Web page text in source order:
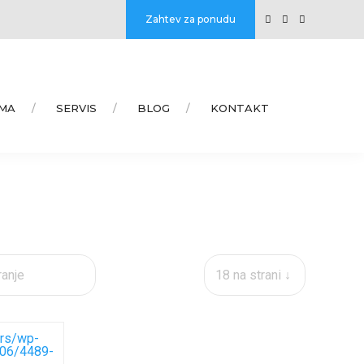
Zahtev za ponudu
SERVIS BLOG KONTAKT